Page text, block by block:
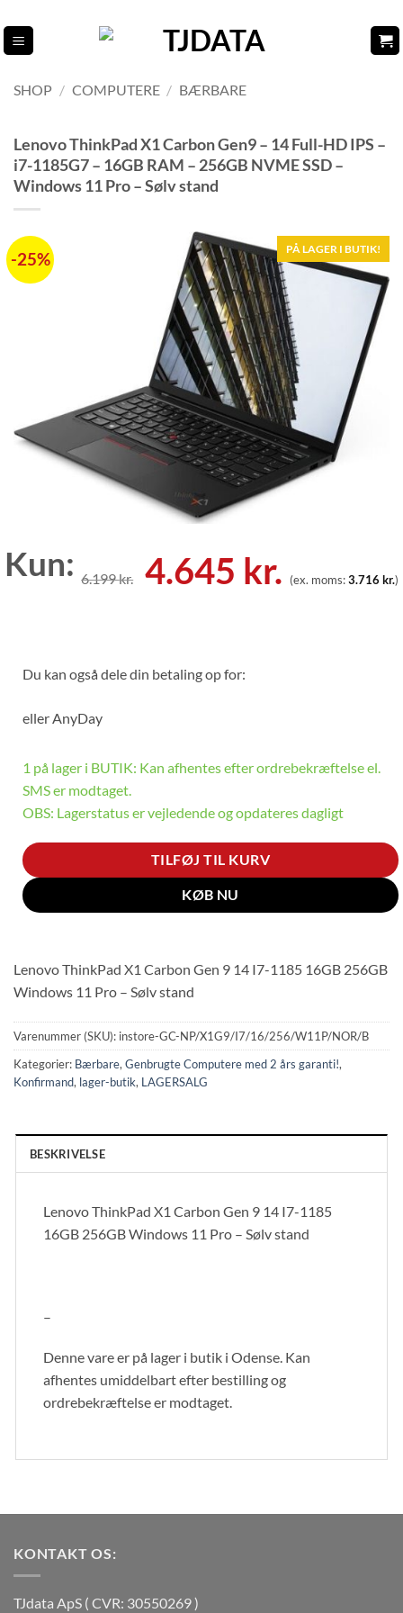
til
indhold
SHOP / COMPUTERE / BÆRBARE
Lenovo ThinkPad X1 Carbon Gen9 – 14 Full-HD IPS –
i7-1185G7 – 16GB RAM – 256GB NVME SSD –
Windows 11 Pro – Sølv stand
-25% PÅ LAGER I BUTIK!
Kun: 6.199kr.
Den
var:
4.645 kr.Den
(ex. moms:3.716 kr.)
Du kan også dele din betaling op for:
ellerAnyDay
1 på lager i BUTIK: Kan afhentes efter ordrebekræftelse el.
SMS er modtaget.
OBS: Lagerstatus er vejledende og opdateres dagligt
TILFØJ TIL KURV
KØB NU
Lenovo ThinkPad X1 Carbon Gen 9 14 I7-1185 16GB 256GB
Windows 11 Pro – Sølv stand
Varenummer (SKU): instore-GC-NP/X1G9/I7/16/256/W11P/NOR/B
Kategorier: Bærbare,Genbrugte Computere med 2 års garanti!,
Konfirmand, lager-butik, LAGERSALG
BESKRIVELSE
Lenovo ThinkPad X1 Carbon Gen 9 14 I7-1185
16GB 256GB Windows 11 Pro – Sølv stand
–
Denne vare er på lager i butik i Odense. Kan
afhentes umiddelbart efter bestilling og
ordrebekræftelse er modtaget.
KONTAKT OS:
TJdata ApS ( CVR: 30550269 )